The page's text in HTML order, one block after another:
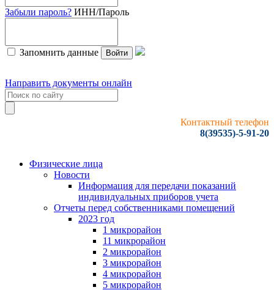
Забыли пароль? ИНН/Пароль
Запомнить данные Войти
Направить документы онлайн
Контактный телефон
8(39535)-5-91-20
Физические лица
Новости
Информация для передачи показаний
индивидуальных приборов учета
Отчеты перед собственниками помещений
2023 год
1 микрорайон
11 микрорайон
2 микрорайон
3 микрорайон
4 микрорайон
5 микрорайон